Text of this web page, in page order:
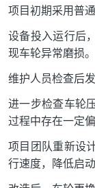
项目初期采用普
设备投入运行后
现车轮异常磨损。
维护人员检查后
进一步检查车轮
过程中存在一定
项目团队重新设
行速度，降低启动